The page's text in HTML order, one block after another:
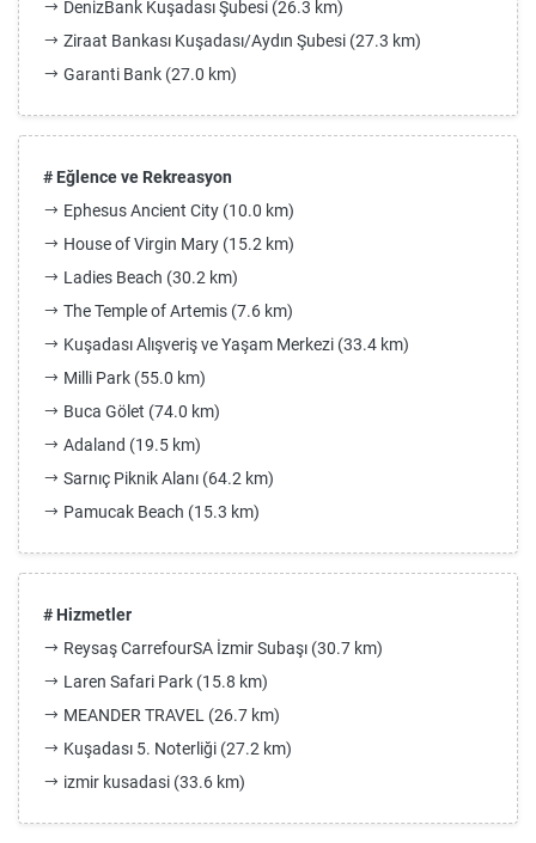
DenizBank Kuşadası Şubesi (26.3 km)
Ziraat Bankası Kuşadası/Aydın Şubesi (27.3 km)
Garanti Bank (27.0 km)
# Eğlence ve Rekreasyon
Ephesus Ancient City (10.0 km)
House of Virgin Mary (15.2 km)
Ladies Beach (30.2 km)
The Temple of Artemis (7.6 km)
Kuşadası Alışveriş ve Yaşam Merkezi (33.4 km)
Milli Park (55.0 km)
Buca Gölet (74.0 km)
Adaland (19.5 km)
Sarnıç Piknik Alanı (64.2 km)
Pamucak Beach (15.3 km)
# Hizmetler
Reysaş CarrefourSA İzmir Subaşı (30.7 km)
Laren Safari Park (15.8 km)
MEANDER TRAVEL (26.7 km)
Kuşadası 5. Noterliği (27.2 km)
izmir kusadasi (33.6 km)